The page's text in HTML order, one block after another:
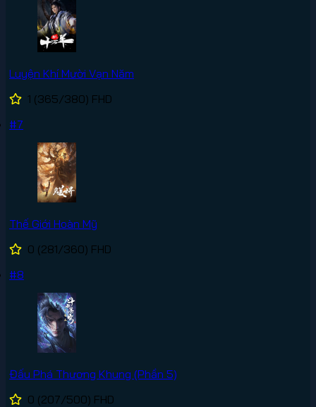
Luyện Khí Mười Vạn Năm
1 (365/380) FHD
#7
Thế Giới Hoàn Mỹ
0 (281/360) FHD
#8
Đấu Phá Thương Khung (Phần 5)
0 (207/500) FHD